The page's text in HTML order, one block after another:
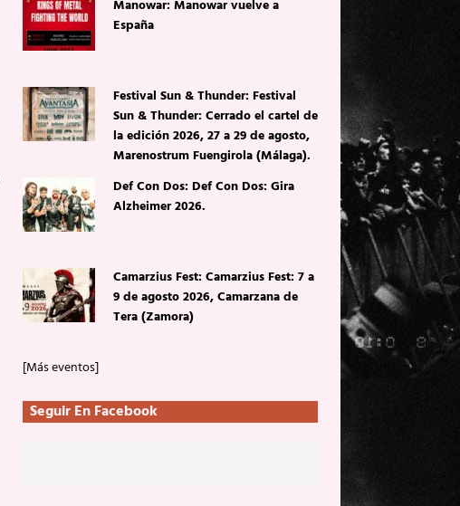
Manowar: Manowar vuelve a
España
Festival Sun & Thunder: Festival
Sun & Thunder: Cerrado el cartel de
la edición 2026, 27 a 29 de agosto,
Marenostrum Fuengirola (Málaga).
Def Con Dos: Def Con Dos: Gira
Alzheimer 2026.
Camarzius Fest: Camarzius Fest: 7 a
9 de agosto 2026, Camarzana de
Tera (Zamora)
[Más eventos]
Seguir En Facebook